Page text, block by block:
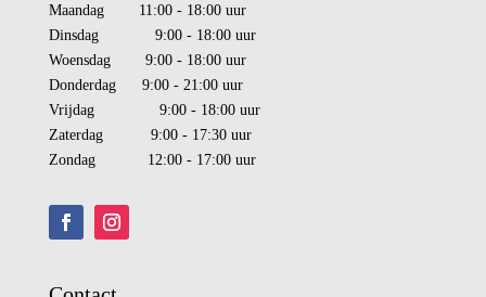
Maandag 11:00 - 18:00 uur
Dinsdag 9:00 - 18:00 uur
Woensdag 9:00 - 18:00 uur
Donderdag 9:00 - 21:00 uur
Vrijdag 9:00 - 18:00 uur
Zaterdag 9:00 - 17:30 uur
Zondag 12:00 - 17:00 uur